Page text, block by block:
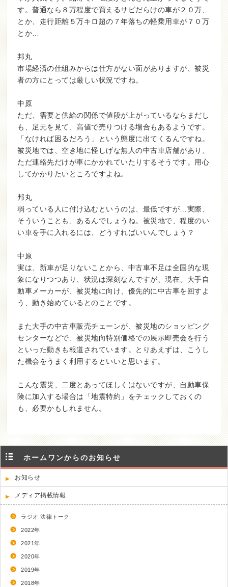
す。普通なら８万程度で買えるサビだらけの車が２０万、
とか、走行距離５万キロ超の７年落ちの軽乗用車が７０万
とか…
邦丸
市場経済の仕組みからは仕方がない面がありますが、被災
者の方にとっては厳しい状況ですね。
中原
ただ、需要と供給の関係で値段が上がっているならまだし
も、足元を見て、高値で売りつける場合もあるようです。
「なければ困るだろう」という態度に出てくるんですね。
被災地では、空き地に怪しげな無人の中古車店舗があり、
ただ連絡先だけが車にかかれていたりするそうです。用心
してかかりたいところですよね。
邦丸
弱っている人に付け込むというのは、最低ですが…実際、
そういうことも、あるんでしょうね。被災地で、程度のい
い車を手に入れるには、どうすればいいんでしょう？
中原
実は、新車が足りないことから、中古車不足は全国的な現
象になりつつあり、状況は深刻なんですが、現在、大手自
動車メーカーが、被災地に向け、優先的に中古車を回すよ
う、動き始めているとのことです。
また大手の中古車販売チェーンが、被災地のショッピング
センターなどで、被災地向特別価格での展示即売会を行う
といった動きも報道されています。とりあえずは、こうし
た機会をうまく利用するといいと思います。
こんな震災、二度とあってほしくはないですが、自動車保
険に加入する場合は「地震特約」をチェックしておくの
も、必要かもしれません。
ホームワンからのお知らせ
お知らせ
メディア掲載情報
ラジオ 法律トーク
2022年
2021年
2020年
2019年
2018年